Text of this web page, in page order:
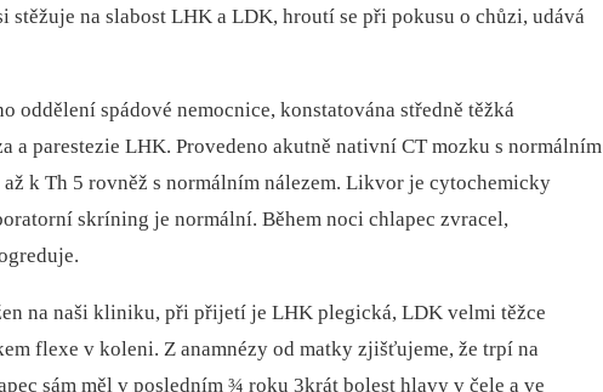
stěžuje na slabost LHK a LDK, hroutí se při pokusu o chůzi, udává
oddělení spádové nemocnice, konstatována středně těžká
a pare­stezie LHK. Provedeno akutně nativní CT mozku s normálním
až k Th 5 rovněž s normálním nálezem. Likvor je cytochemicky
skríning je normální. Během noci chlapec zvracel,
na naši kliniku, při přijetí je LHK plegická, LDK velmi těžce
flexe v koleni. Z anamnézy od matky zjišťujeme, že trpí na
sám měl v posledním ¾ roku 3krát bolest hlavy v čele a ve